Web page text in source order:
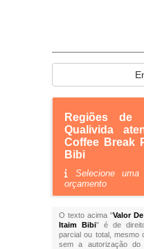
Regiões
Qualivida
Coffee Break
Bibi
Selecione
orçamento
O texto acima "Valor
Itaim Bibi" é de
parcial ou total, mesmo
sem a autorização